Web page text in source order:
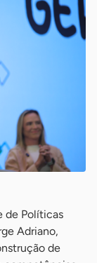
de Políticas
Adriano,
de